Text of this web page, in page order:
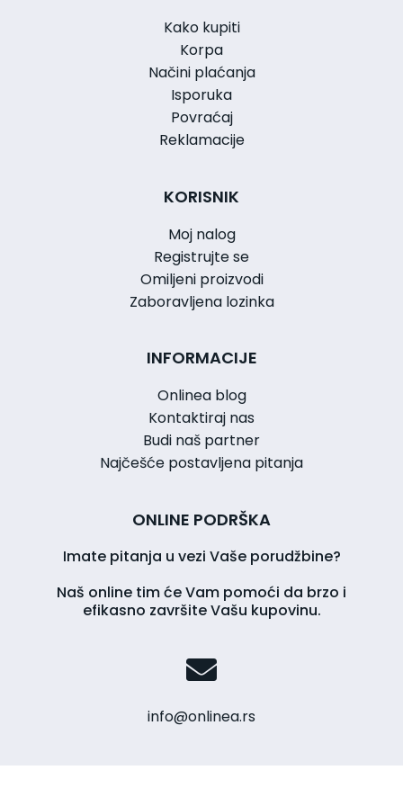
Kako kupiti
Korpa
Načini plaćanja
Isporuka
Povraćaj
Reklamacije
KORISNIK
Moj nalog
Registrujte se
Omiljeni proizvodi
Zaboravljena lozinka
INFORMACIJE
Onlinea blog
Kontaktiraj nas
Budi naš partner
Najčešće postavljena pitanja
ONLINE PODRŠKA
Imate pitanja u vezi Vaše porudžbine?
Naš online tim će Vam pomoći da brzo i
efikasno završite Vašu kupovinu.
info@onlinea.rs